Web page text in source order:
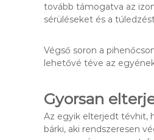
tovább támogatva az
sérüléseket és a
Végső soron a
lehetővé téve az
Gyorsan
Az egyik elterjedt tévhit,
bárki, aki rendszeresen